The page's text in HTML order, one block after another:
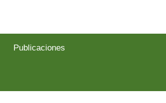
Publicaciones